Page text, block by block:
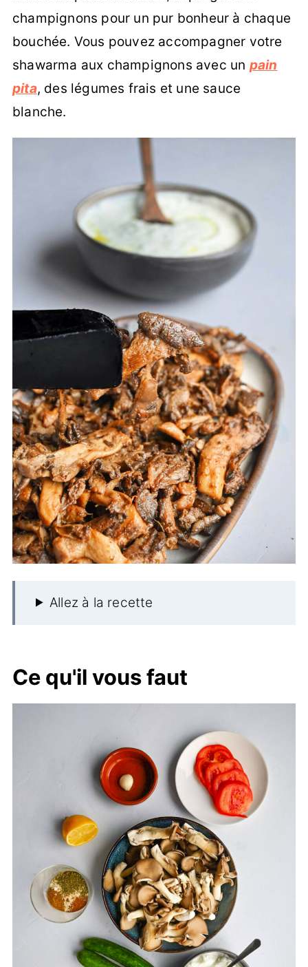
champignons pour un pur bonheur à chaque
bouchée. Vous pouvez accompagner votre
shawarma aux champignons avec un pain
pita, des légumes frais et une sauce
blanche.
Allez à la recette
Ce qu'il vous faut